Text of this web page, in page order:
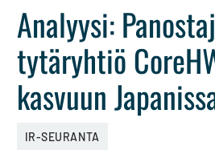
Analyysi:
tytäryhtiö
kasvuun
IR-SEURANTA